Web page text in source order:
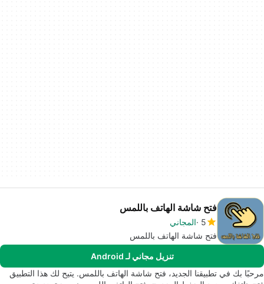
فتح شاشة الهاتف باللمس
5 المجاني
فتح شاشة الهاتف باللمس
تنزيل مجاني لـ Android
مرحبًا بك في تطبيقنا الجديد، فتح شاشة الهاتف باللمس. يتيح لك هذا التطبيق